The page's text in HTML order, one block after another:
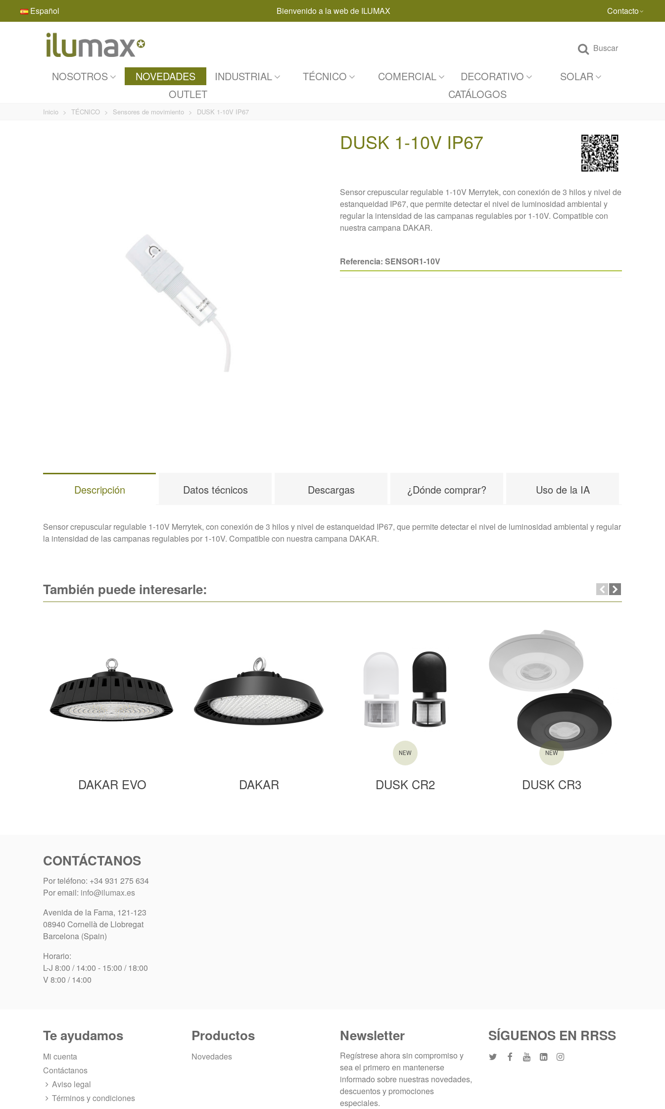
Español Bienvenido a la web de ILUMAX Contacto
Buscar
NOSOTROS NOVEDADES INDUSTRIAL TÉCNICO COMERCIAL DECORATIVO
SOLAR
OUTLET
CATÁLOGOS
Inicio > TÉCNICO > Sensores de movimiento > DUSK 1-10V IP67
DUSK 1-10V IP67
Sensor crepuscular regulable 1-10V Merrytek, con conexión de 3 hilos y nivel de
estanqueidad IP67, que permite detectar el nivel de luminosidad ambiental y
regular la intensidad de las campanas regulables por 1-10V. Compatible con
nuestra campana DAKAR.
Referencia: SENSOR1-10V
Descripción Datos técnicos Descargas ¿Dónde comprar? Uso de la IA
Sensor crepuscular regulable 1-10V Merrytek, con conexión de 3 hilos y nivel de estanqueidad IP67, que permite detectar el nivel de luminosidad ambiental y regular
la intensidad de las campanas regulables por 1-10V. Compatible con nuestra campana DAKAR.
También puede interesarle:
DAKAR EVO DAKAR
NEW
DUSK CR2
NEW
DUSK CR3
CONTÁCTANOS
Por teléfono: +34 931 275 634
Por email: info@ilumax.es
Avenida de la Fama, 121-123
08940 Cornellà de Llobregat
Barcelona (Spain)
Horario:
L-J 8:00 / 14:00 - 15:00 / 18:00
V 8:00 / 14:00
Te ayudamos
Mi cuenta
Contáctanos
Aviso legal
Términos y condiciones
Productos
Novedades
Newsletter
Regístrese ahora sin compromiso y
sea el primero en mantenerse
informado sobre nuestras novedades,
descuentos y promociones
especiales.
SÍGUENOS EN RRSS